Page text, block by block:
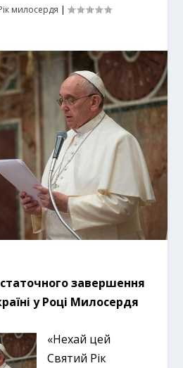
милосердя |
завершення
у Році Милосердя
«Нехай цей
Святий Рік